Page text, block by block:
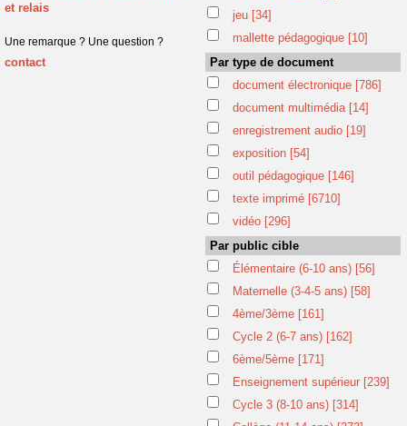
et relais
Une remarque ? Une question ?
contact
jeu [34]
mallette pédagogique [10]
Par type de document
document électronique [786]
document multimédia [14]
enregistrement audio [19]
exposition [54]
outil pédagogique [146]
texte imprimé [6710]
vidéo [296]
Par public cible
Élémentaire (6-10 ans) [56]
Maternelle (3-4-5 ans) [58]
4ème/3ème [161]
Cycle 2 (6-7 ans) [162]
6ème/5ème [171]
Enseignement supérieur [239]
Cycle 3 (8-10 ans) [314]